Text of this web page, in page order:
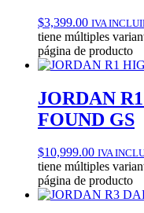
$3,399.00 IVA
tiene múltiples
página de producto
JORDAN
FOUND GS
$10,999.00 IVA
tiene múltiples
página de producto